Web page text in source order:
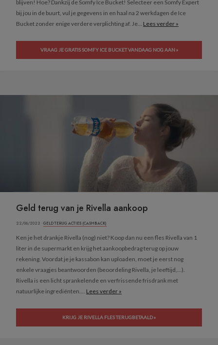
blijven! Hoe? Dankzij de Somfy Ice Bucket! Selecteer een Somfy Expert
bij jou in de buurt, vul je gegevens in en haal na 2 werkdagen de Ice
Bucket zonder enige verdere verplichting af. Je... Lees verder »
VRAAG JE GRATIS SOMFY ICE BUCKET VANDAAG NOG AAN »
Geld terug van je Rivella aankoop
22/06/2022 ·GELD TERUG ACTIES (CASHBACK)
Ken je het drankje Rivella (nog) niet? Koop dan nu een fles Rivella van 1
liter in de supermarkt en krijg het aankoopbedrag terug op jouw
rekening. Voordat je je kassabon kan uploaden, moet je eerst nog
enkele vraagjes beantwoorden (beoordeling Rivella, je leeftijd,…).
Rivella is een licht sprankelende en verfrissende frisdrank met
natuurlijke ingrediënten.... Lees verder »
KRIJG JE RIVELLA FLES TERUGBETAALD »